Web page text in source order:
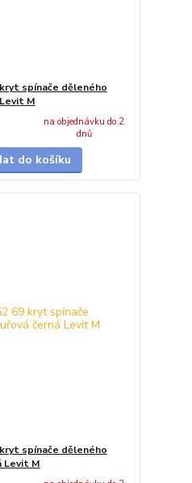
spínače děleného
M
na objednávku do 2
dnů
do košíku
spínače děleného
Levit M